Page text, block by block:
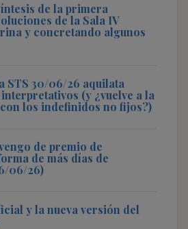
de la primera
de la Sala IV
y concretando algunos
STS 30/06/26 aquilata
(y ¿vuelve a la
los indefinidos no fijos?)
de premio de
de más días de
06/26)
y la nueva versión del